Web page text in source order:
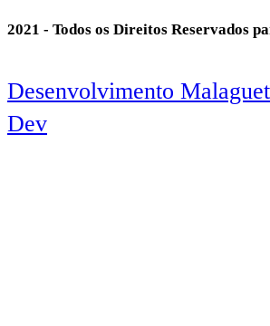
2021 - Todos os Direitos Reservados
Desenvolvimento
Dev